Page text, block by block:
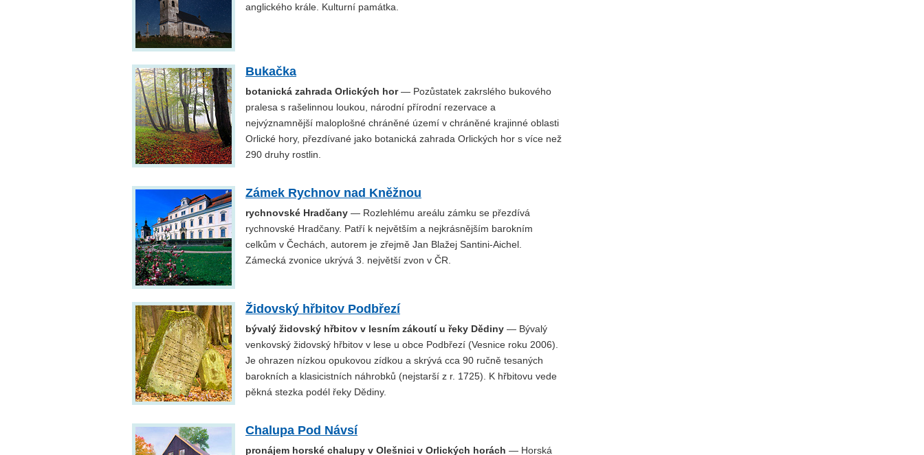
anglického krále. Kulturní památka.
Bukačka
botanická zahrada Orlických hor— Pozůstatek zakrslého bukového
pralesa s rašelinnou loukou, národní přírodní rezervace a
nejvýznamnější maloplošné chráněné území v chráněné krajinné oblasti
Orlické hory, přezdívané jako botanická zahrada Orlických hor s více než
290 druhy rostlin.
Zámek Rychnov nad Kněžnou
rychnovské Hradčany — Rozlehlému areálu zámku se přezdívá
rychnovské Hradčany. Patří k největším a nejkrásnějším barokním
celkům v Čechách, autorem je zřejmě Jan Blažej Santini-Aichel.
Zámecká zvonice ukrývá 3. největší zvon v ČR.
Židovský hřbitov Podbřezí
bývalý židovský hřbitov v lesním zákoutí u řeky Dědiny — Bývalý
venkovský židovský hřbitov v lese u obce Podbřezí (Vesnice roku 2006).
Je ohrazen nízkou opukovou zídkou a skrývá cca 90 ručně tesaných
barokních a klasicistních náhrobků (nejstarší z r. 1725). K hřbitovu vede
pěkná stezka podél řeky Dědiny.
Chalupa Pod Návsí
pronájem horské chalupy v Olešnici v Orlických horách — Horská